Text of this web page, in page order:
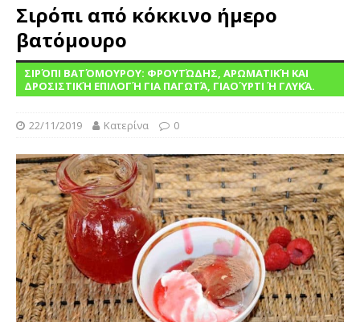
Σιρόπι από κόκκινο ήμερο
βατόμουρο
ΣΙΡΌΠΙ ΒΑΤΌΜΟΥΡΟΥ: ΦΡΟΥΤΏΔΗΣ, ΑΡΩΜΑΤΙΚΉ ΚΑΙ
ΔΡΟΣΙΣΤΙΚΉ ΕΠΙΛΟΓΉ ΓΙΑ ΠΑΓΩΤΆ, ΓΙΑΟΎΡΤΙ Ή ΓΛΥΚΆ.
22/11/2019 Κατερίνα 0